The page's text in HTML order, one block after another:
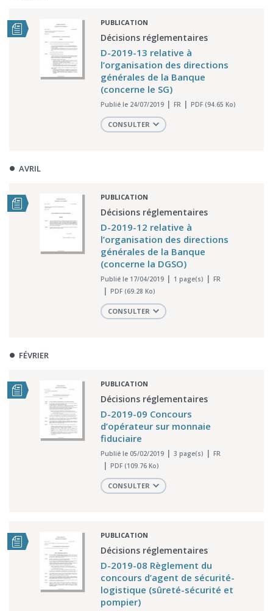
PUBLICATION
Décisions réglementaires
D-2019-13 relative à
l’organisation des directions
générales de la Banque
(concerne le SG)
Publié le 24/07/2019 FR PDF (94.65 Ko)
CONSULTER
AVRIL
PUBLICATION
Décisions réglementaires
D-2019-12 relative à
l’organisation des directions
générales de la Banque
(concerne la DGSO)
Publié le 17/04/2019 1 page(s)
FR
PDF (69.28 Ko)
CONSULTER
FÉVRIER
PUBLICATION
Décisions réglementaires
D-2019-09 Concours
d’opérateur sur monnaie
fiduciaire
Publié le 05/02/2019 3 page(s)
FR
PDF (109.76 Ko)
CONSULTER
PUBLICATION
Décisions réglementaires
D-2019-08 Règlement du
concours d’agent de sécurité-
logistique (sûreté-sécurité et
pompier)